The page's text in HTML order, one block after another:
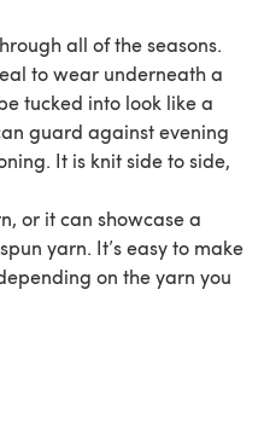
all of the seasons.
to wear underneath a
tucked into look like a
guard against evening
It is knit side to side,
or it can showcase a
yarn. It’s easy to make
on the yarn you